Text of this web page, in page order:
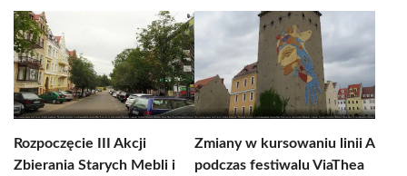
Rozpoczęcie III Akcji
Zbierania Starych Mebli i
Zmiany w kursowaniu linii A
podczas festiwalu ViaThea